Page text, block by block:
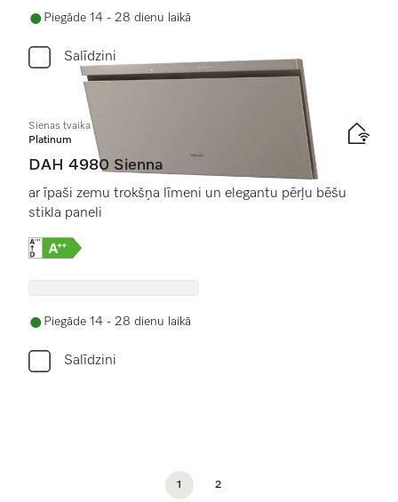
Piegāde 14 - 28 dienu laikā
Salīdzini
Sienas tvaika nosūcējs
Platinum
DAH 4980 Sienna
ar īpaši zemu trokšņa līmeni un elegantu pērļu bēšu
stikla paneli
Online Label Flag, Energoefektivitātes etiķete
Piegāde 14 - 28 dienu laikā
Salīdzini
1 2